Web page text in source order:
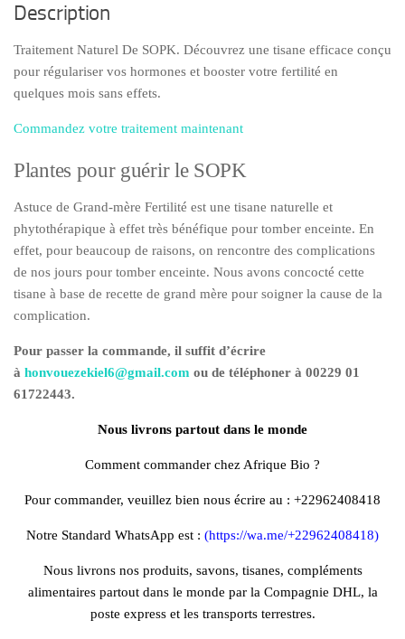
Description
Traitement Naturel De SOPK. Découvrez une tisane efficace conçu
pour régulariser vos hormones et booster votre fertilité en
quelques mois sans effets.
Commandez votre traitement maintenant
Plantes pour guérir le SOPK
Astuce de Grand-mère Fertilité est une tisane naturelle et
phytothérapique à effet très bénéfique pour tomber enceinte. En
effet, pour beaucoup de raisons, on rencontre des complications
de nos jours pour tomber enceinte. Nous avons concocté cette
tisane à base de recette de grand mère pour soigner la cause de la
complication.
Pour passer la commande, il suffit d’écrire
à honvouezekiel6@gmail.com ou de téléphoner à 00229 01
61722443.
Nous livrons partout dans le monde
Comment commander chez Afrique Bio ?
Pour commander, veuillez bien nous écrire au : +22962408418
Notre Standard WhatsApp est : (https://wa.me/+22962408418)
Nous livrons nos produits, savons, tisanes, compléments
alimentaires partout dans le monde par la Compagnie DHL, la
poste express et les transports terrestres.